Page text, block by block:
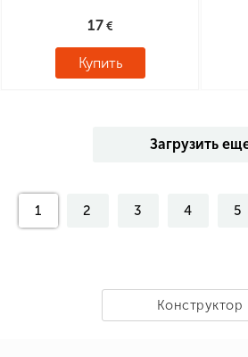
17
Купить
Загрузить
1 2 3 4 5
Конструктор